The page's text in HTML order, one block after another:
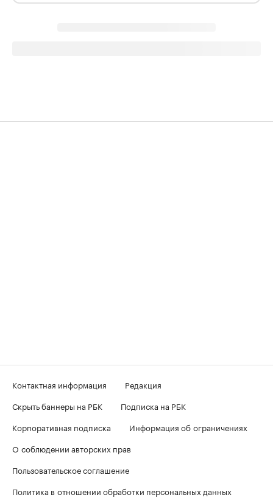
Контактная информация
Редакция
Скрыть баннеры на РБК
Подписка на РБК
Корпоративная подписка
Информация об ограничениях
О соблюдении авторских прав
Пользовательское соглашение
Политика в отношении обработки персональных данных